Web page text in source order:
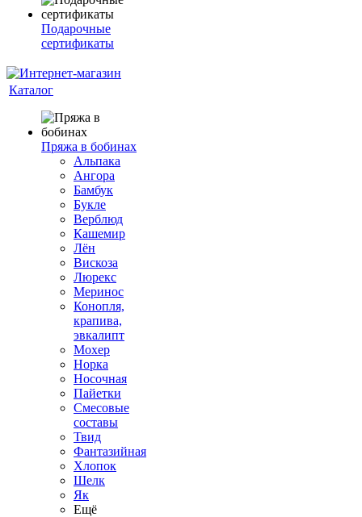
Подарочные
сертификаты
Каталог
Пряжа в бобинах
Альпака
Ангора
Бамбук
Букле
Верблюд
Кашемир
Лён
Вискоза
Люрекс
Меринос
Конопля,
крапива,
эвкалипт
Мохер
Норка
Носочная
Пайетки
Смесовые
составы
Твид
Фантазийная
Хлопок
Шелк
Як
Ещё